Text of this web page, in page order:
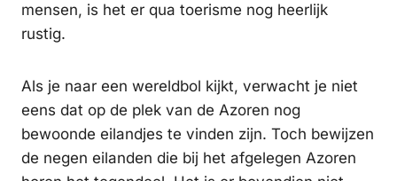
mensen, is het er qua toerisme nog heerlijk
rustig.
Als je naar een wereldbol kijkt, verwacht je niet
eens dat op de plek van de Azoren nog
bewoonde eilandjes te vinden zijn. Toch bewijzen
de negen eilanden die bij het afgelegen Azoren